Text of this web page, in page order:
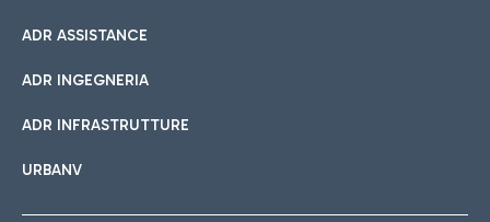
ADR ASSISTANCE
ADR INGEGNERIA
ADR INFRASTRUTTURE
URBANV